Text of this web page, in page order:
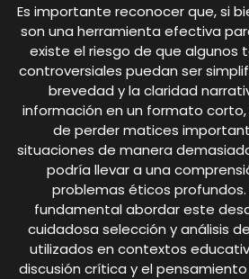
Es importante reconocer que, si
son una herramienta efectiva
existe el riesgo de que algunos
controversiales puedan ser
brevedad y la claridad
información en un formato
de perder matices
situaciones de manera
podría llevar a una
problemas éticos
fundamental abordar este
cuidadosa selección y análisis
utilizados en contextos
discusión crítica y el